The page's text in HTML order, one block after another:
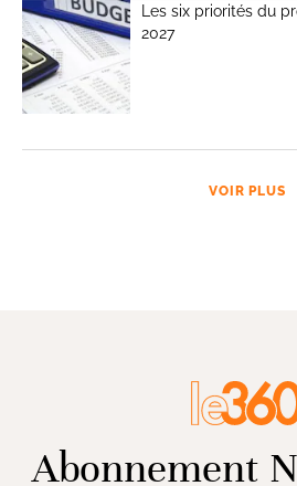
Les six priorités du
2027
VOIR PLUS
Abonnement